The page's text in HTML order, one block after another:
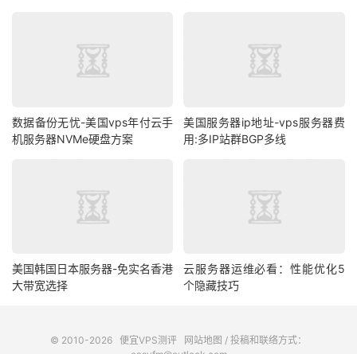
数据备份无忧-美国vps年付云手
机服务器NVMe硬盘方案
美国服务器ip地址-vps服务器费
用:多IP站群BGP多线
美国韩国日本服务器-免实名香港
大带宽选择
云服务器运维必看：性能优化5
个隐藏技巧
© 2010-2026 便宜VPS测评 网站地图 / 投稿和联络方式：